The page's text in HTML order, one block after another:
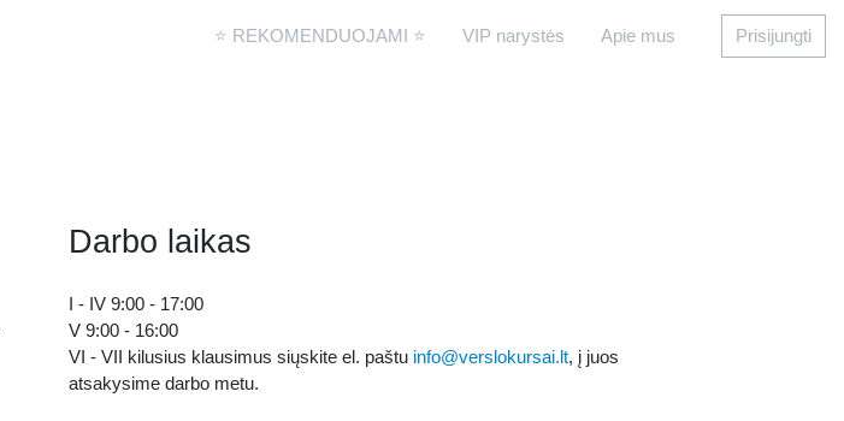
⭐ REKOMENDUOJAMI ⭐ VIP narystės Apie mus Prisijungti
Darbo laikas
I - IV 9:00 - 17:00
V 9:00 - 16:00
VI - VII kilusius klausimus siųskite el. paštu info@verslokursai.lt, į juos
atsakysime darbo metu.